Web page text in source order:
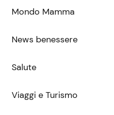
Mondo Mamma
News benessere
Salute
Viaggi e Turismo